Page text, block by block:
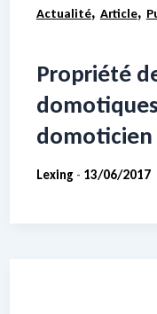
Actualité, Article,
Propriété
domoticien
Lexing - 13/06/2017